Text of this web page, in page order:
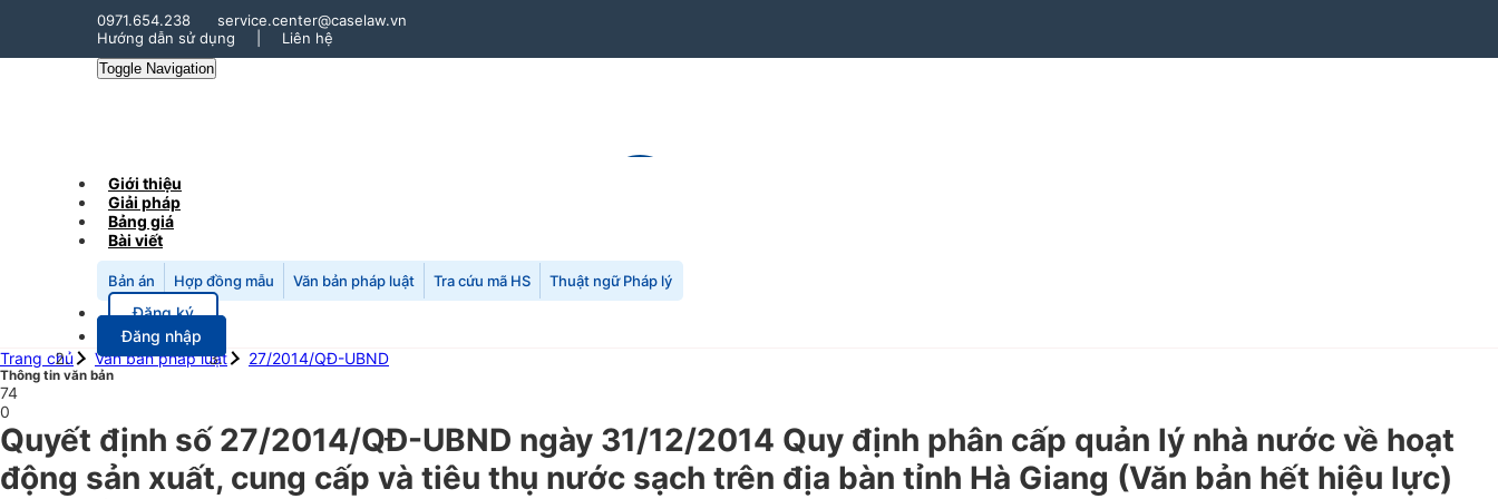
0971.654.238
service.center@caselaw.vn
Hướng dẫn sử dụng
Liên hệ
Toggle Navigation
Giới thiệu
Giải pháp
Bảng giá
Bài viết
Bản án Hợp đồng mẫu Văn bản pháp luật Tra cứu mã HS Thuật ngữ Pháp lý
Đăng ký
Đăng nhập
Trang chủ
Văn bản pháp luật 27/2014/QĐ-UBND
Thông tin văn bản
74
0
Quyết định số 27/2014/QĐ-UBND ngày 31/12/2014 Quy định phân cấp quản lý nhà nước về hoạt
động sản xuất, cung cấp và tiêu thụ nước sạch trên địa bàn tỉnh Hà Giang (Văn bản hết hiệu lực)